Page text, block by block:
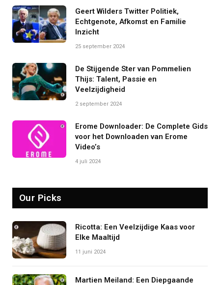
Geert Wilders Twitter Politiek,
Echtgenote, Afkomst en Familie
Inzicht
25 september 2024
De Stijgende Ster van Pommelien
Thijs: Talent, Passie en
Veelzijdigheid
2 september 2024
Erome Downloader: De Complete Gids
voor het Downloaden van Erome
Video’s
4 juli 2024
Our Picks
Ricotta: Een Veelzijdige Kaas voor
Elke Maaltijd
11 juni 2024
Martien Meiland: Een Diepgaande